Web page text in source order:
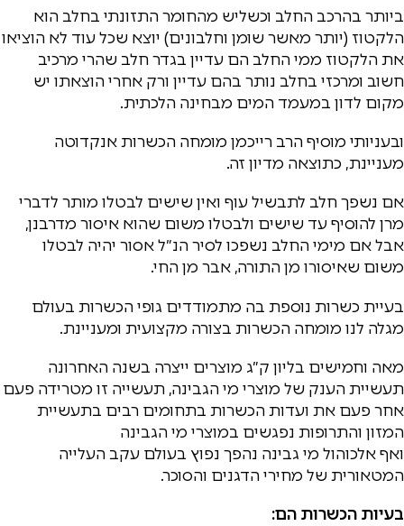
ביותר בהרכב החלב וכשליש מהחומר התזונתי בחלב הוא
הלקטוז (יותר מאשר שומן וחלבונים) יוצא שכל עוד לא הוציאו
את הלקטוז ממי החלב הם עדיין בגדר חלב שהרי מרכיב
חשוב ומרכזי בחלב נותר בהם עדיין ורק אחרי הוצאתו יש
מקום לדון במעמד המים מבחינה הלכתית.
ובעניותי מוסיף הרב רייכמן מומחה הכשרות אנקדוטה
מעניינת, כתוצאה מדיון זה.
אם נשפך חלב לתבשיל עוף ואין שישים לבטלו מותר לדברי
מרן להוסיף עד שישים ולבטלו משום שהוא איסור מדרבנן,
אבל אם מימי החלב נשפכו לסיר הנ״ל אסור יהיה לבטלו
משום שאיסורו מן התורה, אבר מן החי.
בעיית כשרות נוספת בה מתמודדים גופי הכשרות בעולם
מגלה לנו מומחה הכשרות בצורה מקצועית ומעניינת.
מאה וחמישים בליון ק״ג מוצרים ייצרה בשנה האחרונה
תעשיית הענק של מוצרי מי הגבינה, תעשייה זו מטרידה פעם
אחר פעם את ועדות הכשרות בתחומים רבים בתעשיית
המזון והתרופות נפגשים במוצרי מי הגבינה
ואף אלכוהול מי גבינה נהפך נפוץ בעולם עקב העלייה
המטאורית של מחירי הדגנים והסוכר.
בעיות הכשרות הם: